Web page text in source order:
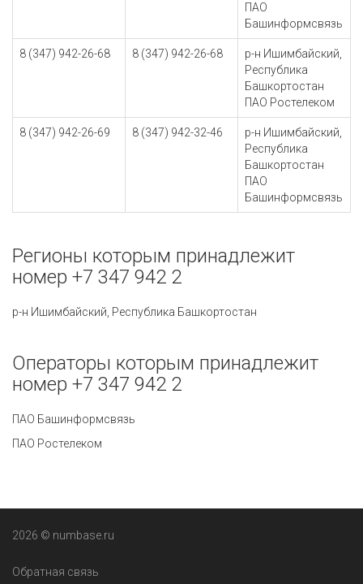
ПАО
Башинформсвязь
8 (347) 942-26-68 8 (347) 942-26-68
р-н Ишимбайский,
Республика
Башкортостан
ПАО Ростелеком
8 (347) 942-26-69 8 (347) 942-32-46
р-н Ишимбайский,
Республика
Башкортостан
ПАО
Башинформсвязь
Регионы которым принадлежит
номер +7 347 942 2
р-н Ишимбайский, Республика Башкортостан
Операторы которым принадлежит
номер +7 347 942 2
ПАО Башинформсвязь
ПАО Ростелеком
2026 © numbase.ru
Обратная связь